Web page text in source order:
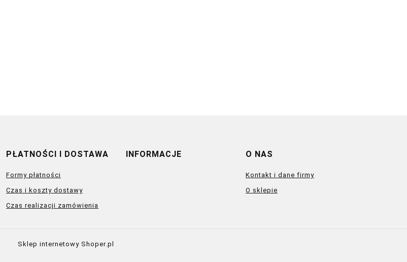
PŁATNOŚCI I DOSTAWA
Formy płatności
Czas i koszty dostawy
Czas realizacji zamówienia
INFORMACJE O NAS
Kontakt i dane firmy
O sklepie
Sklep internetowy Shoper.pl